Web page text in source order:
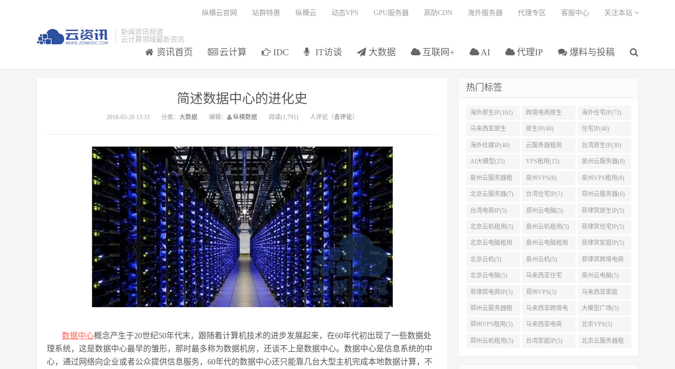
新闻资讯频道
云计算领域最新资讯
资讯首页 云计算 IDC IT访谈 大数据 互联网+ AI 代理IP 爆料与投稿
纵横云官网 站群特惠 纵横云 动态VPS GPU服务器 高防CDN 海外服务器 代理专区 客服中心 关注本站
简述数据中心的进化史
2018-03-26 13:33 分类： 大数据 编辑： 纵横数据 阅读(1,791) 人评论（去评论）
数据中心概念产生于20世纪50年代末，跟随着计算机技术的进步发展起来，在60年代初出现了一些数据处
理系统，这是数据中心最早的雏形，那时最多称为数据机房，还谈不上是数据中心。数据中心是信息系统的中
心，通过网络向企业或者公众提供信息服务，60年代的数据中心还只能靠几台大型主机完成本地数据计算，不
热门标签
海外原生IP(161) 跨境电商原生
IP(108)
海外住宅IP(73)
马来西亚原生
IP(45)
原生IP(40) 住宅IP(40)
海外社媒IP(40) 云服务器租用
(37)
台湾原生IP(30)
AI大模型(25) VPS租用(15) 泉州云服务器(8)
泉州云服务器租
用(8)
泉州VPS(8) 泉州VPS租用(8)
北京云服务器(7) 台湾住宅IP(7) 郑州云服务器(6)
台湾电商IP(5) 郑州云电脑(5) 菲律宾原生IP(5)
北京云机租用(5) 泉州云机租用(5) 菲律宾住宅IP(5)
北京云电脑租用
(5)
泉州云电脑租用
(5)
菲律宾家庭IP(5)
北京云机(5) 泉州云机(5) 菲律宾跨境电商
IP(5)
北京云电脑(5) 马来西亚住宅
IP(5)
泉州云电脑(5)
菲律宾电商IP(5) 郑州VPS(5) 马来西亚家庭
IP(5)
郑州云服务器租
用(5)
马来西亚跨境电
商IP(5)
大模型广场(5)
郑州VPS租用(5) 马来西亚电商
IP(5)
北京VPS(5)
郑州云机租用(5) 台湾家庭IP(5) 北京云服务器租